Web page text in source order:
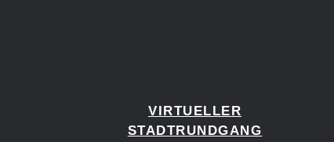
VIRTUELLER
STADTRUNDGANG